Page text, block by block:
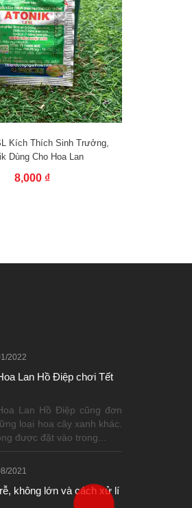
Kích Thích Sinh Trưởng,
Dùng Cho Hoa Lan
8,000 ₫
2022
Lan Hồ Điệp chơi Tết
Lan Hồ Điệp cũng đơn
loại hoa cây xanh khác.
được đặt vào trong...
2021
không lớn và cách xử lí
0826111000
0826111000